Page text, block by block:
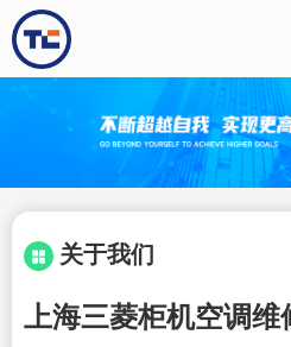
关于我们
上海三菱柜机空调